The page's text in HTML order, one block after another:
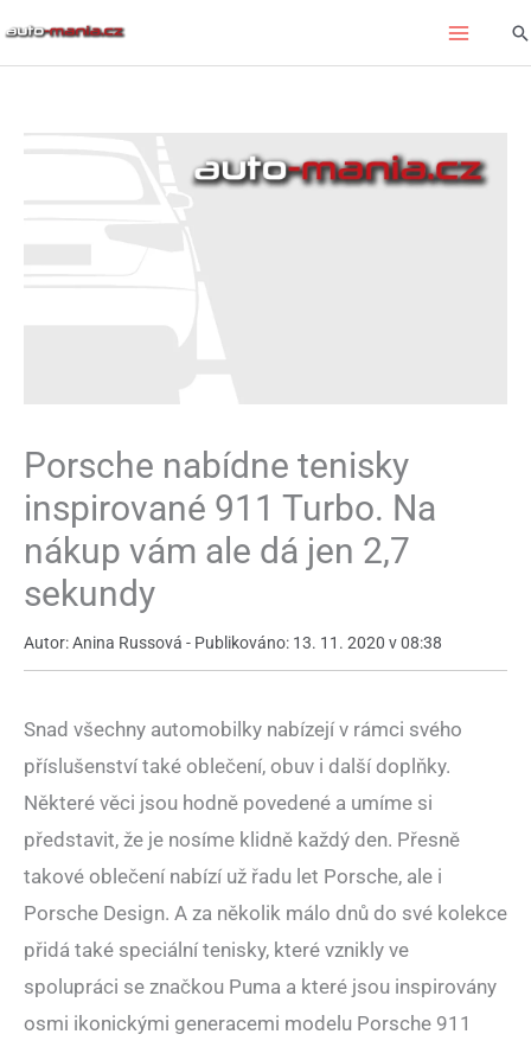
Porsche nabídne tenisky
inspirované 911 Turbo. Na
nákup vám ale dá jen 2,7
sekundy
Autor: Anina Russová - Publikováno: 13. 11. 2020 v 08:38
Snad všechny automobilky nabízejí v rámci svého
příslušenství také oblečení, obuv i další doplňky.
Některé věci jsou hodně povedené a umíme si
představit, že je nosíme klidně každý den. Přesně
takové oblečení nabízí už řadu let Porsche, ale i
Porsche Design. A za několik málo dnů do své kolekce
přidá také speciální tenisky, které vznikly ve
spolupráci se značkou Puma a které jsou inspirovány
osmi ikonickými generacemi modelu Porsche 911